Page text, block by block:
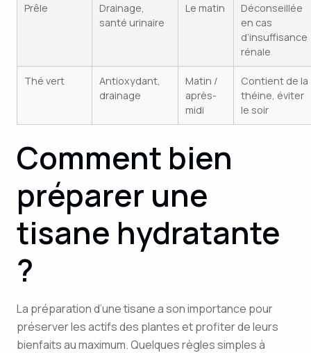
Prêle
Drainage,
santé urinaire
Le matin
Déconseillée
en cas
d’insuffisance
rénale
Thé vert
Antioxydant,
drainage
Matin /
après-
midi
Contient de la
théine, éviter
le soir
Comment bien
préparer une
tisane hydratante
?
La préparation d’une tisane a son importance pour
préserver les actifs des plantes et profiter de leurs
bienfaits au maximum. Quelques règles simples à